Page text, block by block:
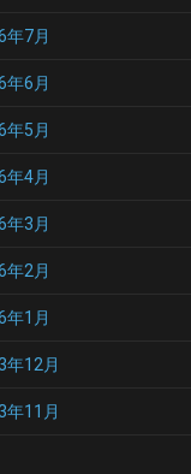
年7月
年6月
年5月
年4月
年3月
年2月
年1月
年12月
年11月